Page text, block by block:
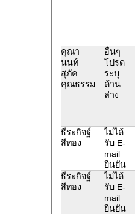
คุณา
นนท์
สุภัค
คุณธรรม
อื่นๆ
โปรด
ระบุ
ด้าน
ล่าง
ธีระกิจฐ์
สีทอง
ไม่ได้
รับ E-
mail
ยืนยัน
ธีระกิจฐ์
สีทอง
ไม่ได้
รับ E-
mail
ยืนยัน